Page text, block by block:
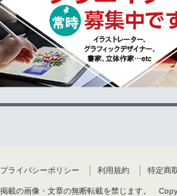
プライバシーポリシー 利用規約 特定商
掲載の画像・文章の無断転載を禁じます。